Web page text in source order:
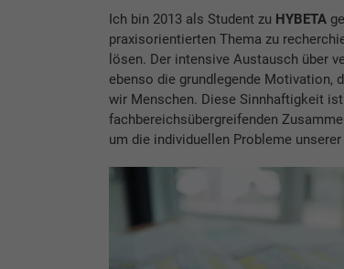
Ich bin 2013 als Student zu HYBETA
praxisorientierten Thema zu
lösen. Der intensive Austausch über
ebenso die grundlegende Motivation,
wir Menschen. Diese Sinnhaftigkeit
fachbereichsübergreifenden
um die individuellen Probleme